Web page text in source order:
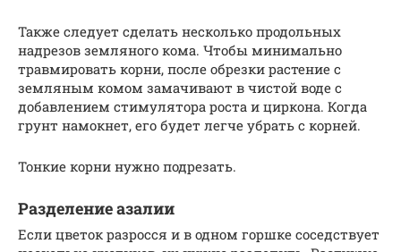
Также следует сделать несколько продольных
надрезов земляного кома. Чтобы минимально
травмировать корни, после обрезки растение с
земляным комом замачивают в чистой воде с
добавлением стимулятора роста и циркона. Когда
грунт намокнет, его будет легче убрать с корней.
Тонкие корни нужно подрезать.
Разделение азалии
Если цветок разросся и в одном горшке соседствует